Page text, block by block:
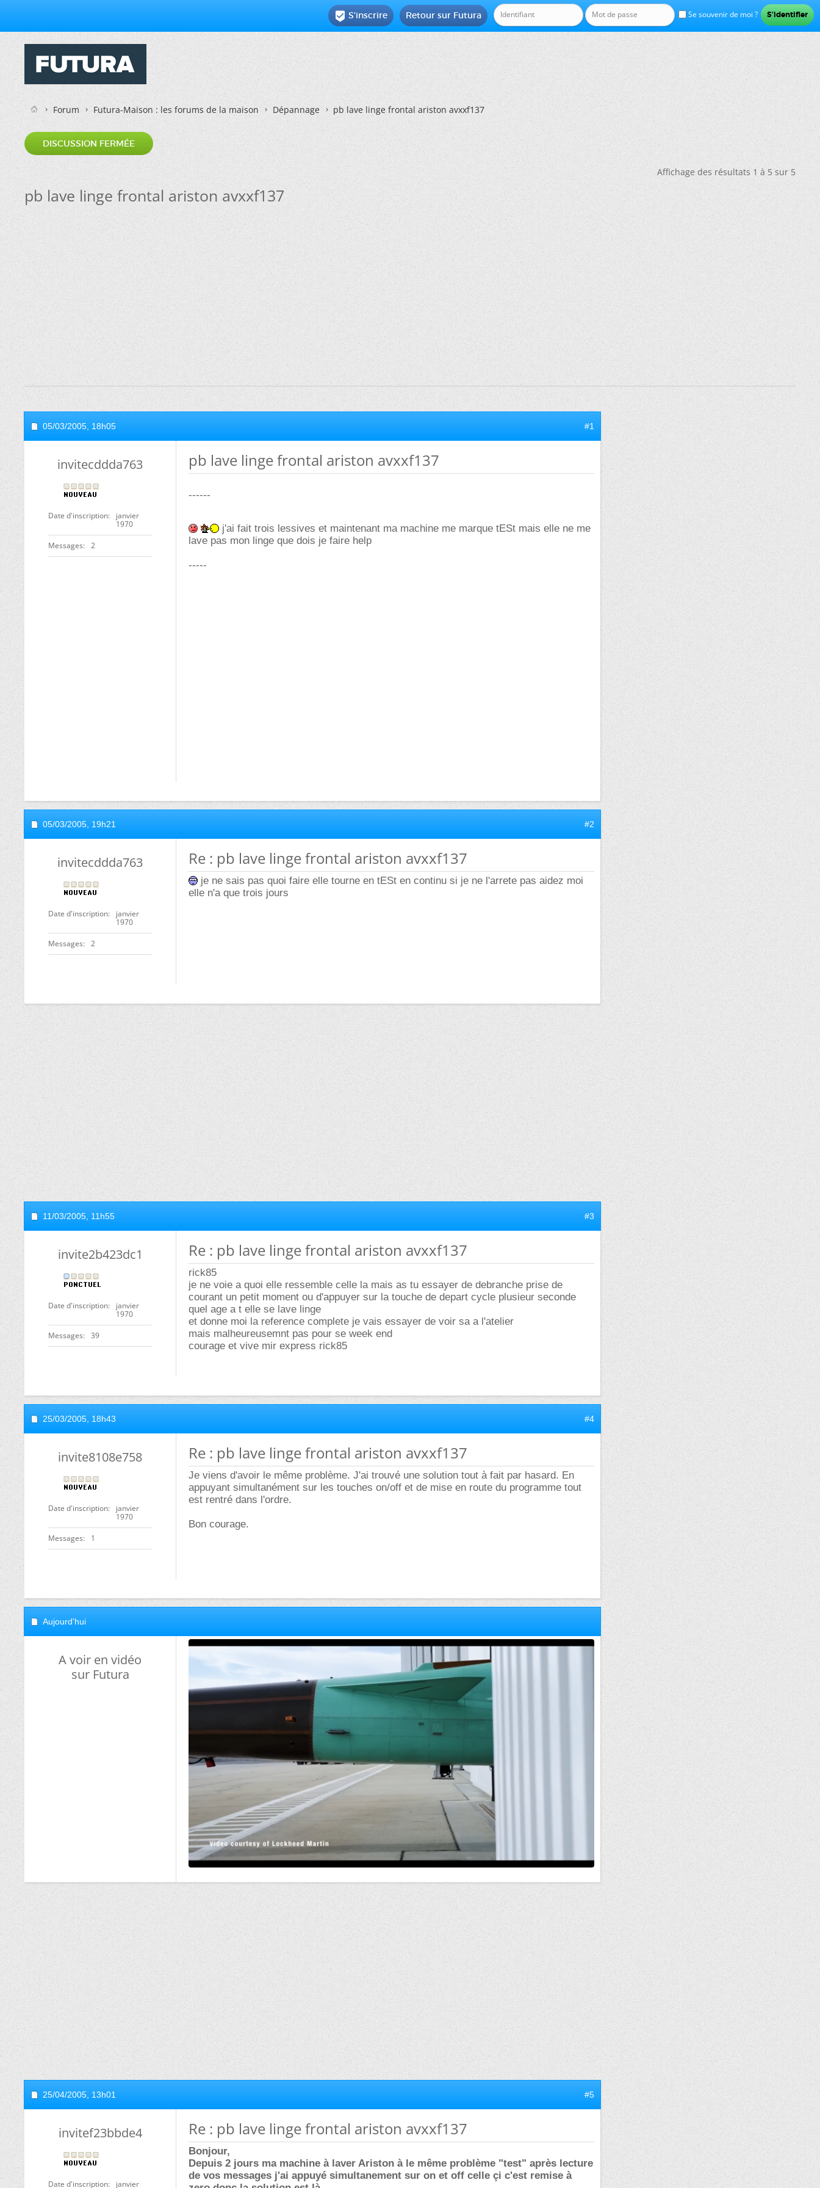
Se souvenir de moi ?
Retour sur Futura
 S'inscrire
Forum Futura-Maison : les forums de la maison Dépannage pb lave linge frontal ariston avxxf137
DISCUSSION FERMÉE
Affichage des résultats 1 à 5 sur 5
pb lave linge frontal ariston avxxf137
05/03/2005, 18h05 #1
invitecddda763
Date d'inscription
janvier
1970
Messages 2
pb lave linge frontal ariston avxxf137
------
j'ai fait trois lessives et maintenant ma machine me marque tESt mais elle ne me
lave pas mon linge que dois je faire help
-----
05/03/2005, 19h21 #2
invitecddda763
Date d'inscription
janvier
1970
Messages 2
Re : pb lave linge frontal ariston avxxf137
je ne sais pas quoi faire elle tourne en tESt en continu si je ne l'arrete pas aidez moi
elle n'a que trois jours
11/03/2005, 11h55 #3
invite2b423dc1
Date d'inscription
janvier
1970
Messages 39
Re : pb lave linge frontal ariston avxxf137
rick85
je ne voie a quoi elle ressemble celle la mais as tu essayer de debranche prise de
courant un petit moment ou d'appuyer sur la touche de depart cycle plusieur seconde
quel age a t elle se lave linge
et donne moi la reference complete je vais essayer de voir sa a l'atelier
mais malheureusemnt pas pour se week end
courage et vive mir express rick85
25/03/2005, 18h43 #4
invite8108e758
Date d'inscription
janvier
1970
Messages 1
Re : pb lave linge frontal ariston avxxf137
Je viens d'avoir le même problème. J'ai trouvé une solution tout à fait par hasard. En
appuyant simultanément sur les touches on/off et de mise en route du programme tout
est rentré dans l'ordre.
Bon courage.
Aujourd'hui
A voir en vidéo
sur Futura
25/04/2005, 13h01 #5
invitef23bbde4
Date d'inscription
janvier
Re : pb lave linge frontal ariston avxxf137
Bonjour,
Depuis 2 jours ma machine à laver Ariston à le même problème "test" après lecture
de vos messages j'ai appuyé simultanement sur on et off celle çi c'est remise à